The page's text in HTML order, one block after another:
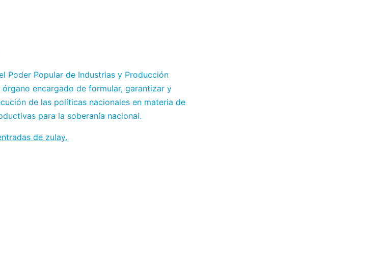
Poder Popular de Industrias y Producción
órgano encargado de formular, garantizar y
de las políticas nacionales en materia de
para la soberanía nacional.
de zulay.